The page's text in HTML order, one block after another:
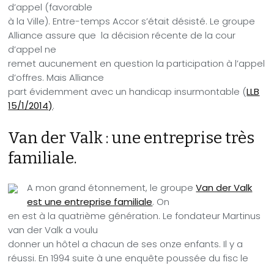
d’appel (favorable
à la Ville). Entre-temps Accor s’était désisté. Le groupe
Alliance assure que la décision récente de la cour
d’appel ne
remet aucunement en question la participation à l’appel
d’offres. Mais Alliance
part évidemment avec un handicap insurmontable (LLB
15/1/2014).
Van der Valk : une entreprise très
familiale.
A mon grand étonnement, le groupeVan der Valk
est une entreprise familiale. On
en est à la quatrième génération. Le fondateur Martinus
van der Valk a voulu
donner un hôtel a chacun de ses onze enfants. Il y a
réussi. En 1994 suite à une enquête poussée du fisc le